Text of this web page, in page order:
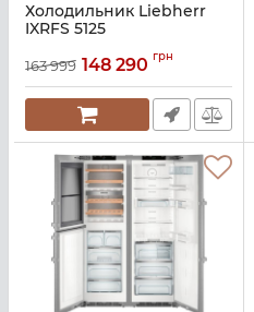
Холодильник Liebherr
IXRFS 5125
163 999 148 290 грн